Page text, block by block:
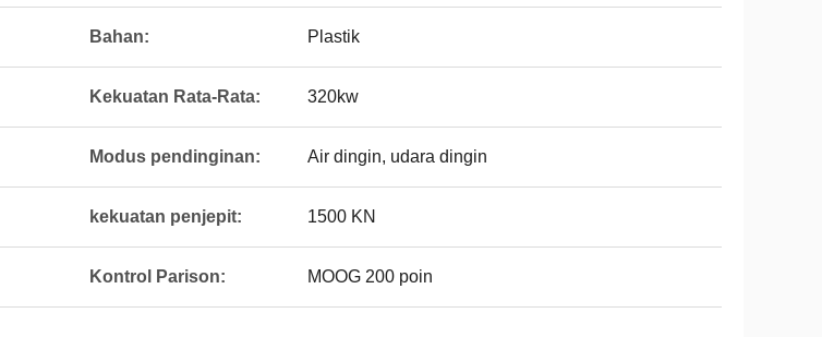
Bahan: Plastik
Kekuatan Rata-Rata: 320kw
Modus pendinginan: Air dingin, udara dingin
kekuatan penjepit: 1500 KN
Kontrol Parison: MOOG 200 poin